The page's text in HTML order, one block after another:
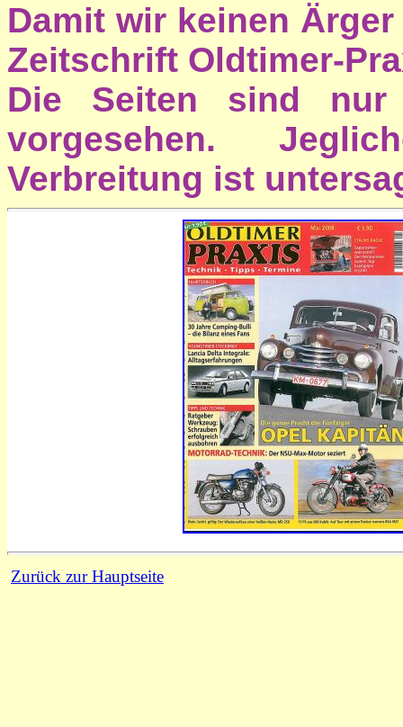
Damit wir keinen
Zeitschrift Oldtimer-
Die Seiten sind nur
vorgesehen.
Verbreitung ist
Zurück zur Hauptseite